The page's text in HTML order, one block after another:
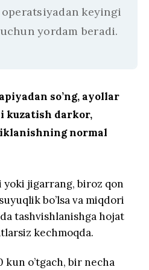
keyingi
yordam beradi.
so’ng, ayollar
kuzatish darkor,
normal
yoki jigarrang, biroz qon
bo’lsa va miqdori
tashvishlanishga hojat
kechmoqda.
kun o’tgach, bir necha